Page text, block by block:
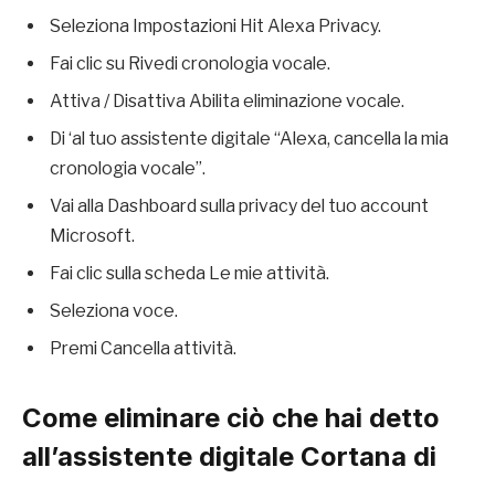
Seleziona Impostazioni Hit Alexa Privacy.
Fai clic su Rivedi cronologia vocale.
Attiva / Disattiva Abilita eliminazione vocale.
Di ‘al tuo assistente digitale “Alexa, cancella la mia
cronologia vocale”.
Vai alla Dashboard sulla privacy del tuo account
Microsoft.
Fai clic sulla scheda Le mie attività.
Seleziona voce.
Premi Cancella attività.
Come eliminare ciò che hai detto
all’assistente digitale Cortana di